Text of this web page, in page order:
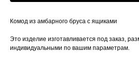
Комод из амбарного бруса с ящиками
Это изделие изготавливается под заказ,
индивидуальными по вашим параметрам.